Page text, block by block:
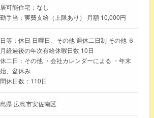
可能住宅：なし
手当：実費支給（上限あり） 月額 10,000円
等：休日 日曜日、その他 週休二日制 その他 ６
経過後の年次有給休暇日数 10日
二日：その他 ・会社カレンダーによる ・年末
、盆休み
休日数：110日
県 広島市安佐南区